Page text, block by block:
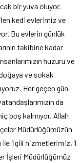
bir yuva oluyor.
kedi evlerimiz ve
Bu evlerin günlük
takibine kadar
huzuru ve
ve sokak
Her geçen gün
da
boş kalmıyor. Allah
Müdürlüğümüzün
ile ilgili hizmetlerimiz, 1
İşleri Müdürlüğümüz